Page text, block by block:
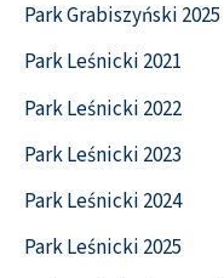
Park Grabiszyński 2025
Park Leśnicki 2021
Park Leśnicki 2022
Park Leśnicki 2023
Park Leśnicki 2024
Park Leśnicki 2025